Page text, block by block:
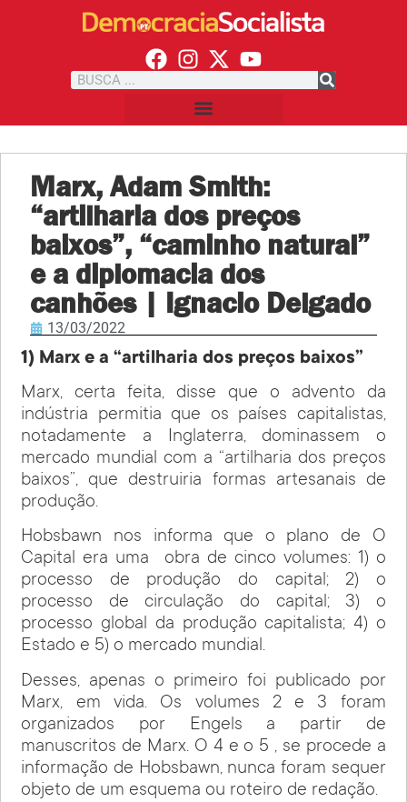
Marx, Adam Smith:
“artilharia dos preços
baixos”, “caminho natural”
e a diplomacia dos
canhões | Ignacio Delgado
13/03/2022
1) Marx e a “artilharia dos preços baixos”
Marx, certa feita, disse que o advento da
indústria permitia que os países capitalistas,
notadamente a Inglaterra, dominassem o
mercado mundial com a “artilharia dos preços
baixos”, que destruiria formas artesanais de
produção.
Hobsbawn nos informa que o plano de O
Capital era uma
obra de cinco volumes: 1) o
processo de produção do capital; 2) o
processo de circulação do capital; 3) o
processo global da produção capitalista; 4) o
Estado e 5) o mercado mundial.
Desses, apenas o primeiro foi publicado por
Marx, em vida. Os volumes 2 e 3 foram
organizados por Engels a partir de
manuscritos de Marx. O 4 e o 5 , se procede a
informação de Hobsbawn, nunca foram sequer
objeto de um esquema ou roteiro de redação.